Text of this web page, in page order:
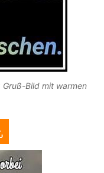
Bild mit warmen